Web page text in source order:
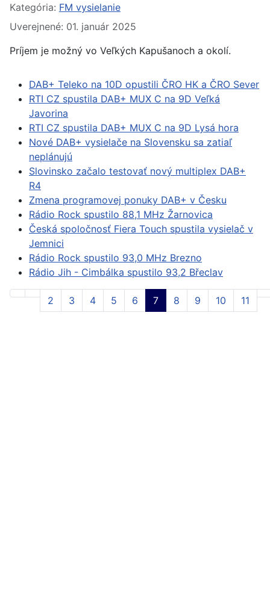
Kategória: FM vysielanie
Uverejnené: 01. január 2025
Príjem je možný vo Veľkých Kapušanoch a okolí.
DAB+ Teleko na 10D opustili ČRO HK a ČRO Sever
RTI CZ spustila DAB+ MUX C na 9D Veľká
Javorina
RTI CZ spustila DAB+ MUX C na 9D Lysá hora
Nové DAB+ vysielače na Slovensku sa zatiaľ
neplánujú
Slovinsko začalo testovať nový multiplex DAB+
R4
Zmena programovej ponuky DAB+ v Česku
Rádio Rock spustilo 88,1 MHz Žarnovica
Česká spoločnosť Fiera Touch spustila vysielač v
Jemnici
Rádio Rock spustilo 93,0 MHz Brezno
Rádio Jih - Cimbálka spustilo 93,2 Břeclav
Strana 7 z 12
2 3 4 5 6 7 8 9 10 11